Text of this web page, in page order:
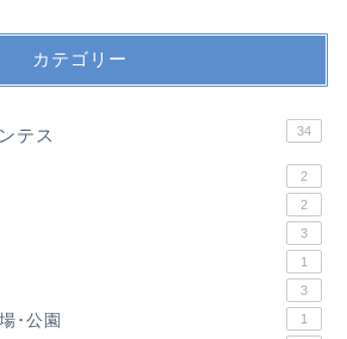
カテゴリー
テス 34
2
2
3
1
3
･公園 1